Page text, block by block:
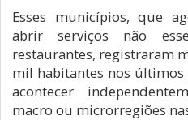
Esses municípios, que
abrir serviços não
restaurantes, registraram
mil habitantes nos últimos
acontecer
macro ou microrregiões